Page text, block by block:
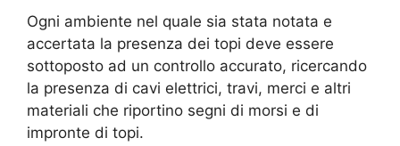
Ogni ambiente nel quale sia stata notata e
accertata la presenza dei topi deve essere
sottoposto ad un controllo accurato, ricercando
la presenza di cavi elettrici, travi, merci e altri
materiali che riportino segni di morsi e di
impronte di topi.